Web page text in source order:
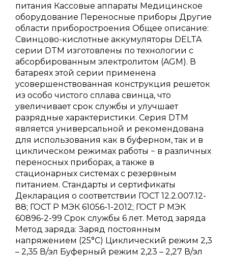
питания Кассовые аппараты Медицинское
оборудование Переносные приборы Другие
области приборостроения Общее описание:
Свинцово-кислотные аккумуляторы DELTA
серии DTM изготовлены по технологии с
абсорбированным электролитом (AGM). В
батареях этой серии применена
усовершенствованная конструкция решеток
из особо чистого сплава свинца, что
увеличивает срок службы и улучшает
разрядные характеристики. Серия DTM
является универсальной и рекомендована
для использования как в буферном, так и в
циклическом режимах работы − в различных
переносных приборах, а также в
стационарных системах с резервным
питанием. Стандарты и сертификаты
Декларация о соответствии ГОСТ 12.2.007.12-
88; ГОСТ Р МЭК 61056-1-2012; ГОСТ Р МЭК
60896-2-99 Срок службы 6 лет. Метод заряда
Метод заряда: Заряд постоянным
напряжением (25°С) Циклический режим 2,3
– 2,35 В/эл Буферный режим 2,23 – 2,27 В/эл